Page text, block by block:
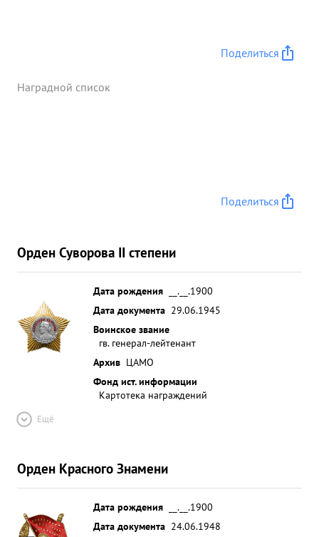
Поделиться
Наградной список
Поделиться
Орден Суворова II степени
Дата рождения
__.__.1900
Дата документа 29.06.1945
Воинское звание
гв. генерал-лейтенант
Архив ЦАМО
Фонд ист. информации
Картотека награждений
Ещё
Орден Красного Знамени
Дата рождения
__.__.1900
Дата документа 24.06.1948